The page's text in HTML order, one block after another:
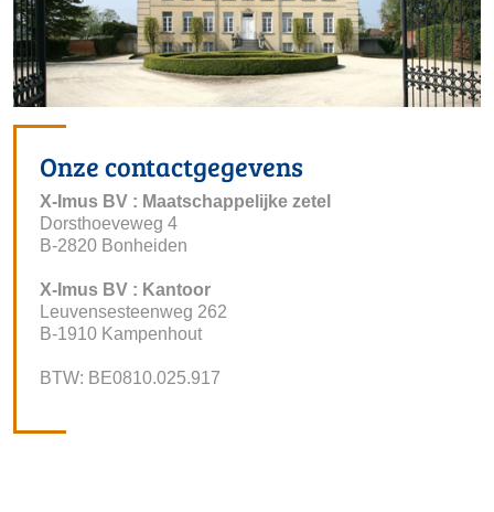
Onze contactgegevens
X-Imus BV : Maatschappelijke zetel
Dorsthoeveweg 4
B-2820 Bonheiden
X-Imus BV : Kantoor
Leuvensesteenweg 262
B-1910 Kampenhout
BTW: BE0810.025.917